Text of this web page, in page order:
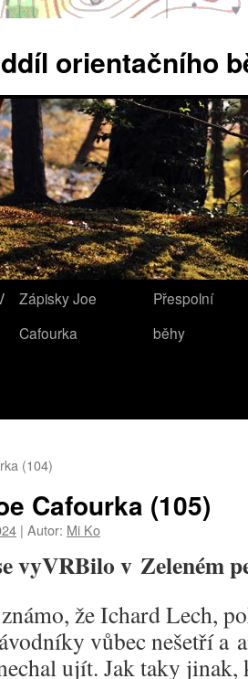
orientačního
Zápisky Joe
Cafourka
Přespolní
běhy
(104)
Cafourka (105)
| Autor: Mi Ko
vyVRBilo v Zeleném
že Ichard Lech,
vůbec nešetří a
ujít. Jak taky